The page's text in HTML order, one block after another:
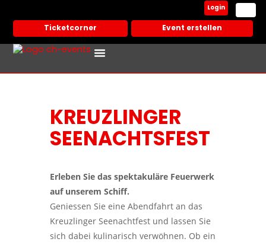
Ticketcorner Event erstellen
Login
KREUZLINGER
SEENACHTSFEST
Erleben Sie das spektakuläre Feuerwerk
auf unserem Schiff.
Geniessen Sie eine Abendfahrt an das
Kreuzlinger Seenachtfest und lassen Sie
sich dabei kulinarisch verwöhnen. Ob ein